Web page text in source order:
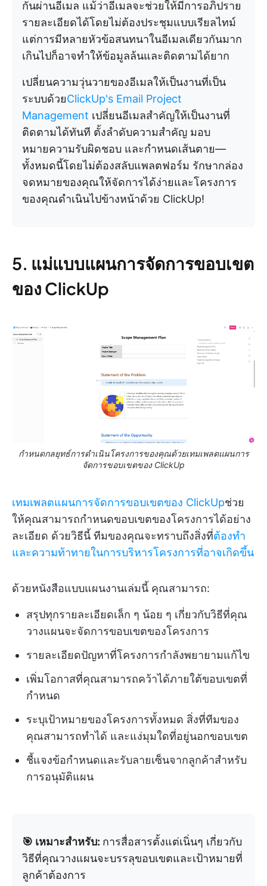
กันผ่านอีเมล แม้ว่าอีเมลจะช่วยให้มีการอภิปราย
รายละเอียดได้โดยไม่ต้องประชุมแบบเรียลไทม์
แต่การมีหลายหัวข้อสนทนาในอีเมลเดียวกันมาก
เกินไปก็อาจทำให้ข้อมูลล้นและติดตามได้ยาก
เปลี่ยนความวุ่นวายของอีเมลให้เป็นงานที่เป็น
ระบบด้วยClickUp's Email Project
Management เปลี่ยนอีเมลสำคัญให้เป็นงานที่
ติดตามได้ทันที ตั้งลำดับความสำคัญ มอบ
หมายความรับผิดชอบ และกำหนดเส้นตาย—
ทั้งหมดนี้โดยไม่ต้องสลับแพลตฟอร์ม รักษากล่อง
จดหมายของคุณให้จัดการได้ง่ายและโครงการ
ของคุณดำเนินไปข้างหน้าด้วย ClickUp!
5. แม่แบบแผนการจัดการขอบเขต
ของ ClickUp
กำหนดกลยุทธ์การดำเนินโครงการของคุณด้วยเทมเพลตแผนการ
จัดการขอบเขตของ ClickUp
เทมเพลตแผนการจัดการขอบเขตของ ClickUpช่วย
ให้คุณสามารถกำหนดขอบเขตของโครงการได้อย่าง
ละเอียด ด้วยวิธีนี้ ทีมของคุณจะทราบถึงสิ่งที่ต้องทำ
และความท้าทายในการบริหารโครงการที่อาจเกิดขึ้น
ด้วยหนังสือแบบแผนงานเล่มนี้ คุณสามารถ:
สรุปทุกรายละเอียดเล็ก ๆ น้อย ๆ เกี่ยวกับวิธีที่คุณ
วางแผนจะจัดการขอบเขตของโครงการ
รายละเอียดปัญหาที่โครงการกำลังพยายามแก้ไข
เพิ่มโอกาสที่คุณสามารถคว้าได้ภายใต้ขอบเขตที่
กำหนด
ระบุเป้าหมายของโครงการทั้งหมด สิ่งที่ทีมของ
คุณสามารถทำได้ และแง่มุมใดที่อยู่นอกขอบเขต
ชี้แจงข้อกำหนดและรับลายเซ็นจากลูกค้าสำหรับ
การอนุมัติแผน
🎯 เหมาะสำหรับ: การสื่อสารตั้งแต่เนิ่นๆ เกี่ยวกับ
วิธีที่คุณวางแผนจะบรรลุขอบเขตและเป้าหมายที่
ลูกค้าต้องการ